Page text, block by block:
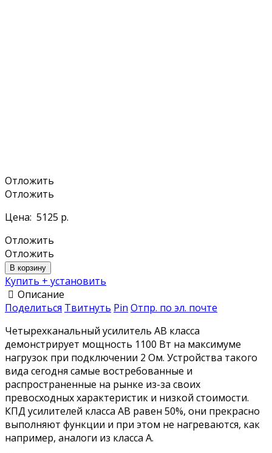
Отложить
Отложить
Цена: 5125 р.
Отложить
Отложить
В корзину
Купить + установить
Описание
Поделиться Твитнуть Pin Отпр. по эл. почте
Четырехканальный усилитель AB класса
демонстрирует мощность 1100 Вт на максимуме
нагрузок при подключении 2 Ом. Устройства такого
вида сегодня самые востребованные и
распространенные на рынке из-за своих
превосходных характеристик и низкой стоимости.
КПД усилителей класса AB равен 50%, они прекрасно
выполняют функции и при этом не нагреваются, как
например, аналоги из класса А.